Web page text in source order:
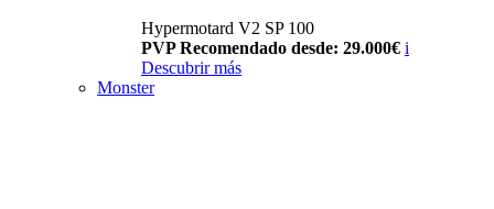
Hypermotard V2 SP 100
PVP Recomendado desde: 29.000€ i
Descubrir más
Monster